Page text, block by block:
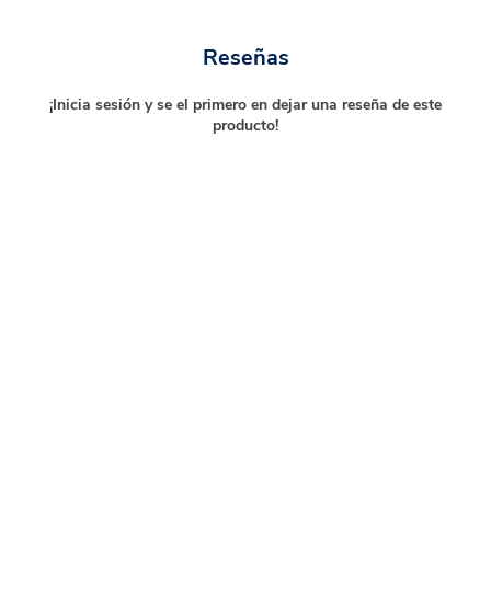
Reseñas
¡Inicia sesión y se el primero en dejar una reseña de este
producto!